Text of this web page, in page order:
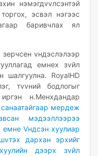
нэмэгдvvлсэнтэй
эсвэл нэгээс
баривчлах ял
зерчсен vндэслэлээр
емнех зvйл
шалгуулна. RoyalHD
тvvний бодлогыг
н.Менхдандар
мердеж
мэдээллээрээ
Vндсэн хуулиар
дархан эрхийг
дээрх зvйл